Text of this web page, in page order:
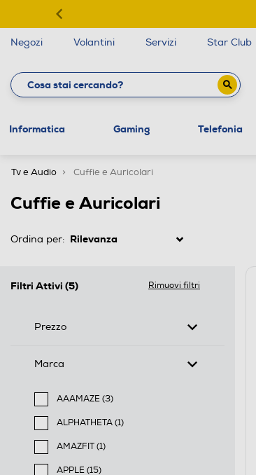
Negozi Volantini Servizi Star Club
Informatica Gaming Telefonia
Tv e Audio Cuffie e Auricolari
Cuffie e Auricolari
Ordina per:
Filtri Attivi (5) Rimuovi filtri
Prezzo
Marca
AAAMAZE (3)
Filtra per Marca: AAAMAZE
ALPHATHETA (1)
Filtra per Marca: ALPHATHETA
AMAZFIT (1)
Filtra per Marca: AMAZFIT
APPLE (15)